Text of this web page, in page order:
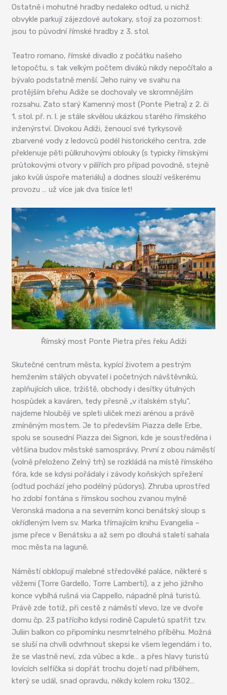
Ostatně i mohutné hradby nedaleko odtud, u nichž
obvykle parkují zájezdové autokary, stojí za pozornost:
jsou to původní římské hradby z 3. stol.
Teatro romano, římské divadlo z počátku našeho
letopočtu, s tak velkým počtem diváků nikdy nepočítalo a
bývalo podstatně menší. Jeho ruiny ve svahu na
protějším břehu Adiže se dochovaly ve skromnějším
rozsahu. Zato starý Kamenný most (Ponte Pietra) z 2. či
1. stol. př. n. l. je stále skvělou ukázkou starého římského
inženýrství. Divokou Adiži, ženoucí své tyrkysově
zbarvené vody z ledovců podél historického centra, zde
překlenuje pěti půlkruhovými oblouky (s typicky římskými
průtokovými otvory v pilířích pro případ povodně, stejně
jako kvůli úspoře materiálu) a dodnes slouží veškerému
provozu … už více jak dva tisíce let!
Římský most Ponte Pietra přes řeku Adiži
Skutečné centrum města, kypící životem a pestrým
hemžením stálých obyvatel i početných návštěvníků,
zaplňujících ulice, tržiště, obchody i desítky útulných
hospůdek a kaváren, tedy přesně „v italském stylu“,
najdeme hlouběji ve spleti uliček mezi arénou a právě
zmíněným mostem. Je to především Piazza delle Erbe,
spolu se sousední Piazza dei Signori, kde je soustředěna i
většina budov městské samosprávy. První z obou náměstí
(volně přeloženo Zelný trh) se rozkládá na místě římského
fóra, kde se kdysi pořádaly i závody koňských spřežení
(odtud pochází jeho podélný půdorys). Zhruba uprostřed
ho zdobí fontána s římskou sochou zvanou mylně
Veronská madona a na severním konci benátský sloup s
okřídleným lvem sv. Marka třímajícím knihu Evangelia –
jsme přece v Benátsku a až sem po dlouhá staletí sahala
moc města na laguně.
Náměstí obklopují malebné středověké paláce, některé s
věžemi (Torre Gardello, Torre Lamberti), a z jeho jižního
konce vybíhá rušná via Cappello, nápadně plná turistů.
Právě zde totiž, při cestě z náměstí vlevo, lze ve dvoře
domu čp. 23 patřícího kdysi rodině Capuletů spatřit tzv.
Juliin balkon co připomínku nesmrtelného příběhu. Možná
se sluší na chvíli odvrhnout skepsi ke všem legendám i to,
že se vlastně neví, zda vůbec a kde… a přes hlavy turistů
lovících selfíčka si dopřát trochu dojetí nad příběhem,
který se udál, snad opravdu, někdy kolem roku 1302…